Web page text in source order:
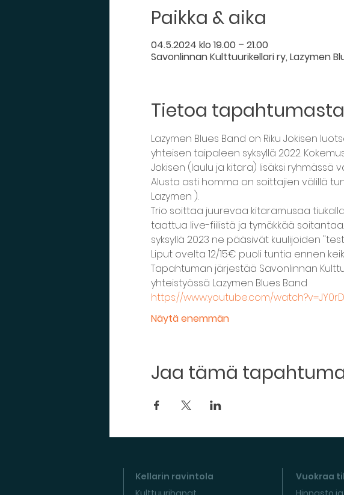
Paikka & aika
04.5.2024 klo 19.00 – 21.00
Savonlinnan Kulttuurikellari ry, Lazymen
Tietoa tapahtumasta
Lazymen Blues Band on Riku Jokisen
yhteisen taipaleen syksyllä 2022.
Jokisen (laulu ja kitara) lisäksi ryhmässä
Alusta asti homma on soittajien välillä
Lazymen ).
Trio soittaa juurevaa kitaramusaa
taattua live-fiilistä ja tymäkkää
syksyllä 2023 ne pääsivät kuulijoiden
Liput ovelta 12/15€ puoli tuntia ennen
Tapahtuman järjestää Savonlinnan
yhteistyössä Lazymen Blues Band
https://www.youtube.com/
Näytä enemmän
Jaa tämä
Kellarin ravintola
Vuokraa